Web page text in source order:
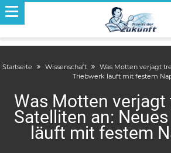
Startseite Wissenschaft
Was Motten verjagt
Triebwerk läuft mit festem
Was Motten verjagt
Satelliten an:
läuft mit festem